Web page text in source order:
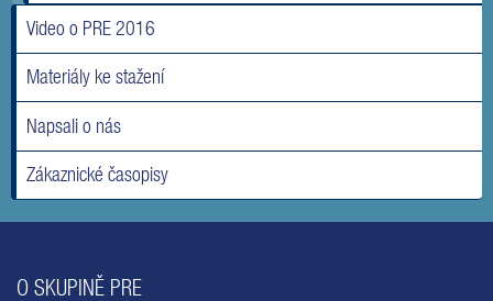
Video o PRE 2016
Materiály ke stažení
Napsali o nás
Zákaznické časopisy
O SKUPINĚ PRE